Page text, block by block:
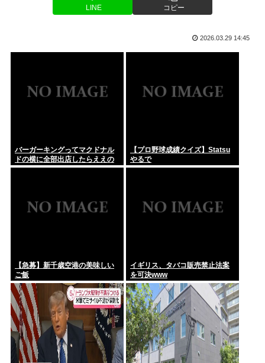
ナイナイ岡村、家事をめぐる妻の不満に「言ってくれたら済む
話やん」...
スーパーマンの俳優、ホテルを全裸で徘徊し屋上から放尿
幹事「男は7000円で女の子は3000円ね」「「「は～
DeepSeek 大幅値上げへ
LINE コピー
2026.03.29 14:45
バーガーキングってマクドナル
ドの横に全部出店したらええの
にな
【プロ野球成績クイズ】Statsu
やるで
【急募】新千歳空港の美味しい
ご飯
イギリス、タバコ販売禁止法案
を可決www